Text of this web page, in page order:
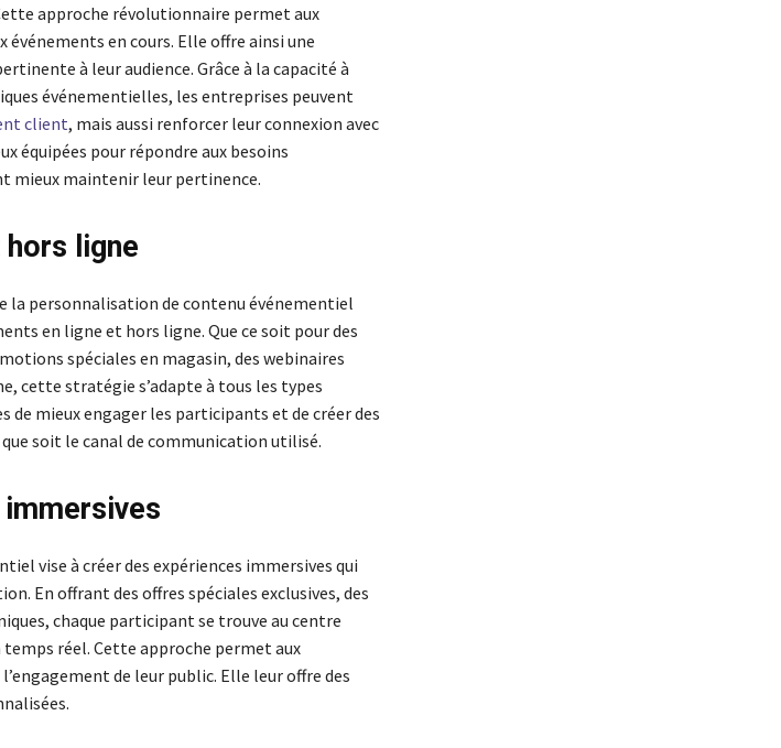
approche révolutionnaire permet aux
événements en cours. Elle offre ainsi une
à leur audience. Grâce à la capacité à
événementielles, les entreprises peuvent
client, mais aussi renforcer leur connexion avec
équipées pour répondre aux besoins
mieux maintenir leur pertinence.
hors ligne
la personnalisation de contenu événementiel
en ligne et hors ligne. Que ce soit pour des
spéciales en magasin, des webinaires
cette stratégie s’adapte à tous les types
de mieux engager les participants et de créer des
soit le canal de communication utilisé.
immersives
vise à créer des expériences immersives qui
En offrant des offres spéciales exclusives, des
chaque participant se trouve au centre
temps réel. Cette approche permet aux
de leur public. Elle leur offre des